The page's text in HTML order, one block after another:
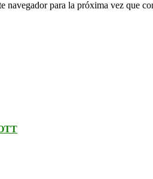
navegador para la próxima vez que